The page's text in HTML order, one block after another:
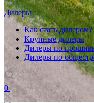
Дилеры
Как стать дилером?
Крупные дилеры
Дилеры по
Дилеры по
0